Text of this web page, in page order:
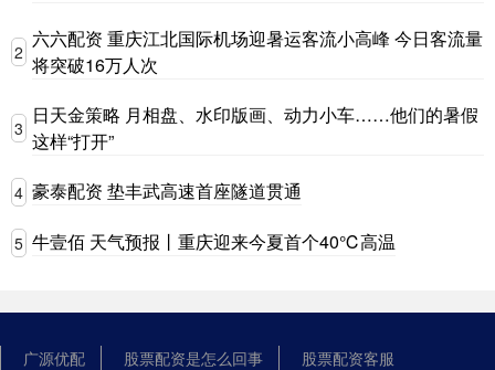
2
六六配资 重庆江北国际机场迎暑运客流小高峰 今日客流量
将突破16万人次
3
日天金策略 月相盘、水印版画、动力小车……他们的暑假
这样“打开”
4 豪泰配资 垫丰武高速首座隧道贯通
5 牛壹佰 天气预报丨重庆迎来今夏首个40℃高温
广源优配 股票配资是怎么回事
股票配资客服